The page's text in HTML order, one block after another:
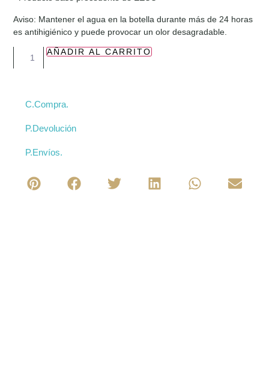
Aviso: Mantener el agua en la botella durante más de 24 horas
es antihigiénico y puede provocar un olor desagradable.
AÑADIR AL CARRITO
C.Compra.
P.Devolución
P.Envíos.